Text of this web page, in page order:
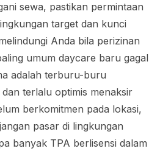
sewa, pastikan permintaan
target dan kunci
Anda bila perizinan
umum daycare baru gagal
adalah terburu-buru
terlalu optimis menaksir
berkomitmen pada lokasi,
pasar di lingkungan
banyak TPA berlisensi dalam